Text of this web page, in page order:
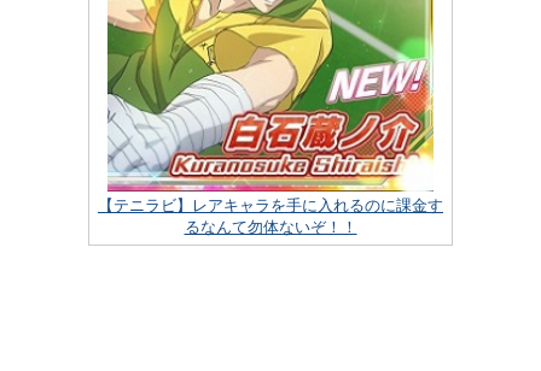
【テニラビ】レアキャラを手に入れるのに課金す
るなんて勿体ないぞ！！